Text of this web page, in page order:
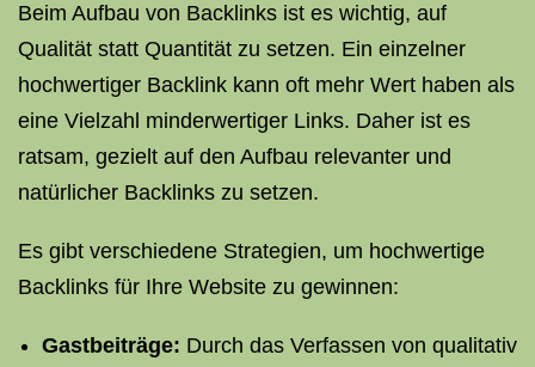
Beim Aufbau von Backlinks ist es wichtig, auf
Qualität statt Quantität zu setzen. Ein einzelner
hochwertiger Backlink kann oft mehr Wert haben als
eine Vielzahl minderwertiger Links. Daher ist es
ratsam, gezielt auf den Aufbau relevanter und
natürlicher Backlinks zu setzen.
Es gibt verschiedene Strategien, um hochwertige
Backlinks für Ihre Website zu gewinnen:
Gastbeiträge: Durch das Verfassen von qualitativ